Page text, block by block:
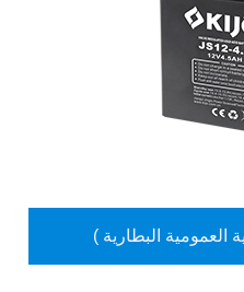
العمومية البطارية )